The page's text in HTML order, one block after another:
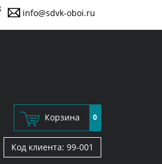
info@sdvk-oboi.ru
Корзина 0
Код клиента: 99-001